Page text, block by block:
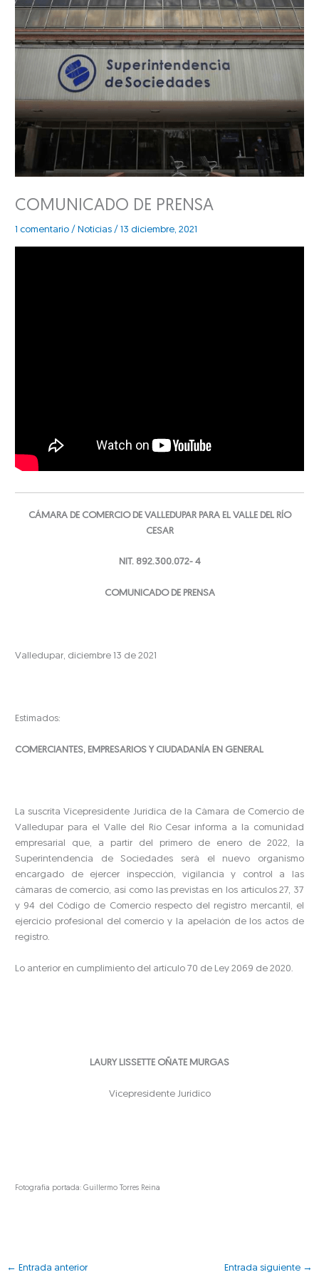
COMUNICADO DE PRENSA
1 comentario / Noticias /13 diciembre, 2021
CÁMARA DE COMERCIO DE VALLEDUPAR PARA EL VALLE DEL RÍO
CESAR
NIT. 892.300.072- 4
COMUNICADO DE PRENSA
Valledupar, diciembre 13 de 2021
Estimados:
COMERCIANTES, EMPRESARIOS Y CIUDADANÍA EN GENERAL
La suscrita Vicepresidente Jurídica de la Cámara de Comercio de
Valledupar para el Valle del Río Cesar informa a la comunidad
empresarial que, a partir del primero de enero de 2022, la
Superintendencia de Sociedades será el nuevo organismo
encargado de ejercer inspección, vigilancia y control a las
cámaras de comercio, así como las previstas en los artículos 27, 37
y 94 del Código de Comercio respecto del registro mercantil, el
ejercicio profesional del comercio y la apelación de los actos de
registro.
Lo anterior en cumplimiento del artículo 70 de Ley 2069 de 2020.
LAURY LISSETTE OÑATE MURGAS
Vicepresidente Jurídico
Fotografía portada: Guillermo Torres Reina
← Entrada anterior Entrada siguiente →